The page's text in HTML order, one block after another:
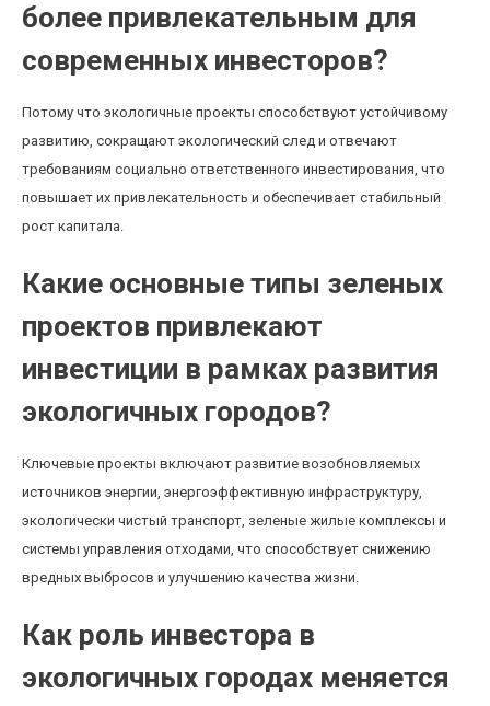
более привлекательным для
современных инвесторов?
Потому что экологичные проекты способствуют устойчивому
развитию, сокращают экологический след и отвечают
требованиям социально ответственного инвестирования, что
повышает их привлекательность и обеспечивает стабильный
рост капитала.
Какие основные типы зеленых
проектов привлекают
инвестиции в рамках развития
экологичных городов?
Ключевые проекты включают развитие возобновляемых
источников энергии, энергоэффективную инфраструктуру,
экологически чистый транспорт, зеленые жилые комплексы и
системы управления отходами, что способствует снижению
вредных выбросов и улучшению качества жизни.
Как роль инвестора в
экологичных городах меняется